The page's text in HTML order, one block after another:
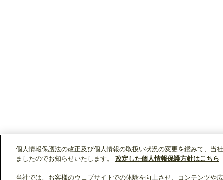
個人情報保護法の改正及び個人情報の取扱い状況の変更を鑑みて、当
ましたのでお知らせいたします。
改定した個人情報保護方針はこちら
当社では、お客様のウェブサイトでの体験を向上させ、コンテンツや